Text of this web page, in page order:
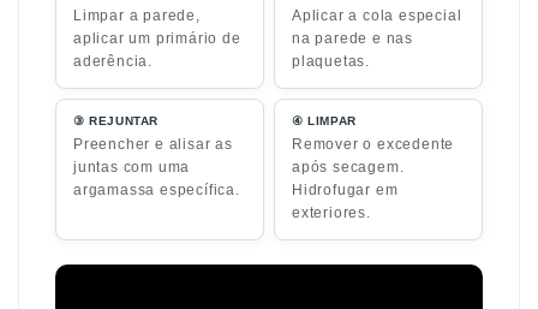
Limpar a parede,
aplicar um primário de
aderência.
Aplicar a cola especial
na parede e nas
plaquetas.
③ REJUNTAR
Preencher e alisar as
juntas com uma
argamassa específica.
④ LIMPAR
Remover o excedente
após secagem.
Hidrofugar em
exteriores.